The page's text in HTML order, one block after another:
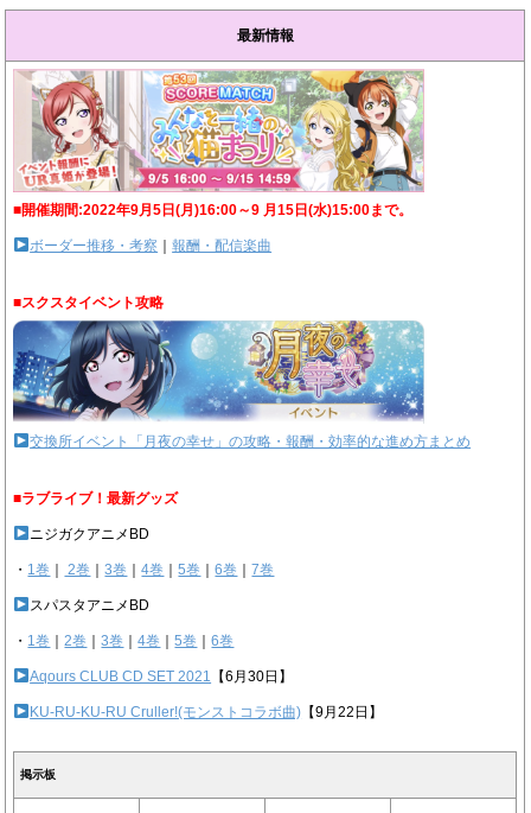
最新情報
■開催期間:2022年9月5日(月)16:00～9 月15日(水)15:00まで。
ボーダー推移・考察 ｜報酬・配信楽曲
■スクスタイベント攻略
交換所イベント「月夜の幸せ」の攻略・報酬・効率的な進め方まとめ
■ラブライブ！最新グッズ
ニジガクアニメBD
・ 1巻 2巻 ｜3巻 ｜4巻 ｜5巻 ｜6巻 ｜7巻
スパスタアニメBD
・ 1巻 ｜2巻 ｜3巻 ｜4巻 ｜5巻 ｜6巻
Aqours CLUB CD SET 2021 【6月30日】
KU-RU-KU-RU Cruller!(モンストコラボ曲) 【9月22日】
掲示板